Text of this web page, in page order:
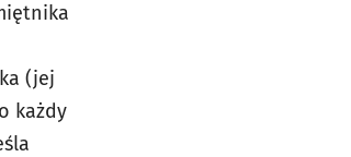
(jej
każdy